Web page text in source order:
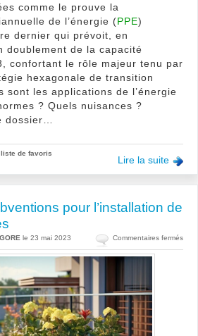
comme le prouve la
de l’énergie (PPE)
dernier qui prévoit, en
doublement de la capacité
confortant le rôle majeur tenu par
hexagonale de transition
sont les applications de l’énergie
? Quels nuisances ?
dossier…
Lire la suite
de favoris
pour l’installation de
le 23 mai 2023 Commentaires ferméssur
Les